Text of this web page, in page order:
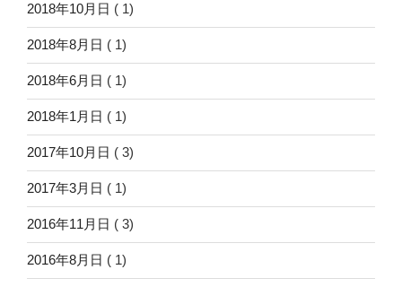
2018年10月日 ( 1)
2018年8月日 ( 1)
2018年6月日 ( 1)
2018年1月日 ( 1)
2017年10月日 ( 3)
2017年3月日 ( 1)
2016年11月日 ( 3)
2016年8月日 ( 1)